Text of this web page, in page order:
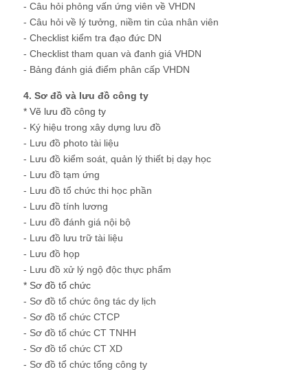
- Câu hỏi phỏng vấn ứng viên về VHDN
- Câu hỏi về lý tưởng, niềm tin của nhân viên
- Checklist kiểm tra đạo đức DN
- Checklist tham quan và đanh giá VHDN
- Bảng đánh giá điểm phân cấp VHDN
4. Sơ đồ và lưu đồ công ty
* Vẽ lưu đồ công ty
- Ký hiệu trong xây dựng lưu đồ
- Lưu đồ photo tài liệu
- Lưu đồ kiểm soát, quản lý thiết bị dạy học
- Lưu đồ tạm ứng
- Lưu đồ tổ chức thi học phần
- Lưu đồ tính lương
- Lưu đồ đánh giá nội bộ
- Lưu đồ lưu trữ tài liệu
- Lưu đồ họp
- Lưu đồ xử lý ngộ độc thực phẩm
* Sơ đồ tổ chức
- Sơ đồ tổ chức ông tác dy lịch
- Sơ đồ tổ chức CTCP
- Sơ đồ tổ chức CT TNHH
- Sơ đồ tổ chức CT XD
- Sơ đồ tổ chức tổng công ty